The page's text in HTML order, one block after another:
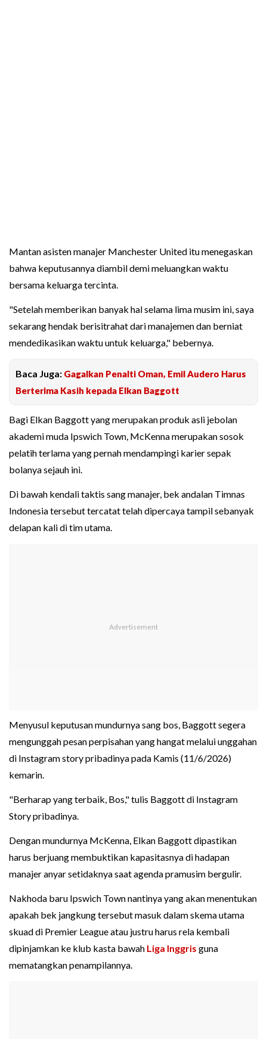
Mantan asisten manajer Manchester United itu menegaskan
bahwa keputusannya diambil demi meluangkan waktu
bersama keluarga tercinta.
"Setelah memberikan banyak hal selama lima musim ini, saya
sekarang hendak berisitrahat dari manajemen dan berniat
mendedikasikan waktu untuk keluarga," bebernya.
Baca Juga: Gagalkan Penalti Oman, Emil Audero Harus
Berterima Kasih kepada Elkan Baggott
Bagi Elkan Baggott yang merupakan produk asli jebolan
akademi muda Ipswich Town, McKenna merupakan sosok
pelatih terlama yang pernah mendampingi karier sepak
bolanya sejauh ini.
Di bawah kendali taktis sang manajer, bek andalan Timnas
Indonesia tersebut tercatat telah dipercaya tampil sebanyak
delapan kali di tim utama.
Menyusul keputusan mundurnya sang bos, Baggott segera
mengunggah pesan perpisahan yang hangat melalui unggahan
di Instagram story pribadinya pada Kamis (11/6/2026)
kemarin.
"Berharap yang terbaik, Bos," tulis Baggott di Instagram
Story pribadinya.
Dengan mundurnya McKenna, Elkan Baggott dipastikan
harus berjuang membuktikan kapasitasnya di hadapan
manajer anyar setidaknya saat agenda pramusim bergulir.
Nakhoda baru Ipswich Town nantinya yang akan menentukan
apakah bek jangkung tersebut masuk dalam skema utama
skuad di Premier League atau justru harus rela kembali
dipinjamkan ke klub kasta bawah Liga Inggris guna
mematangkan penampilannya.